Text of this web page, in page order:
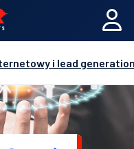
i lead